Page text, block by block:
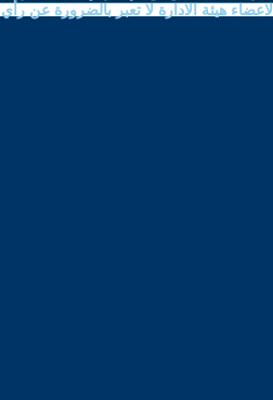
هيئة الادارة لا تعبر بالضرورة عن رأي